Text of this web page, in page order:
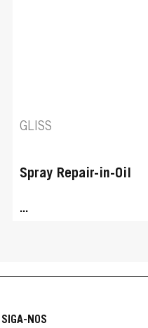
GLISS
Spray Repair-in-Oil
...
SIGA-NOS